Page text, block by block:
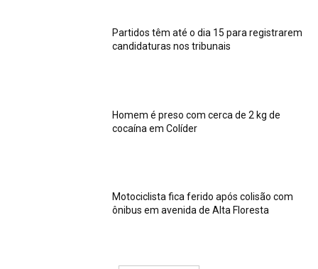
Partidos têm até o dia 15 para registrarem
candidaturas nos tribunais
Homem é preso com cerca de 2 kg de
cocaína em Colíder
Motociclista fica ferido após colisão com
ônibus em avenida de Alta Floresta